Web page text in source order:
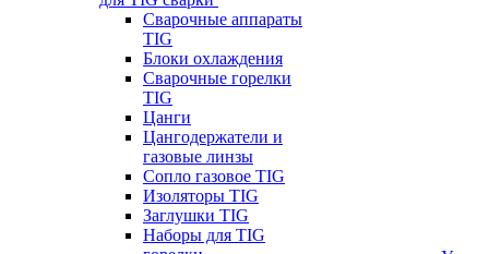
Сварочные аппараты
TIG
Блоки охлаждения
Сварочные горелки
TIG
Цанги
Цангодержатели и
газовые линзы
Сопло газовое TIG
Изоляторы TIG
Заглушки TIG
Наборы для TIG